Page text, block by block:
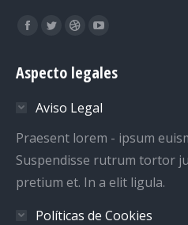
Encuéntranos en:
Facebook
opens
new
window
Twitter
opens
new
window
Dribbble
opens
new
window
YouTube
opens
new
window
Aspecto legales
Aviso Legal
Praesent lorem - ipsum
Suspendisse rutrum tortor
pretium et. In a elit ligula.
Políticas de Cookies